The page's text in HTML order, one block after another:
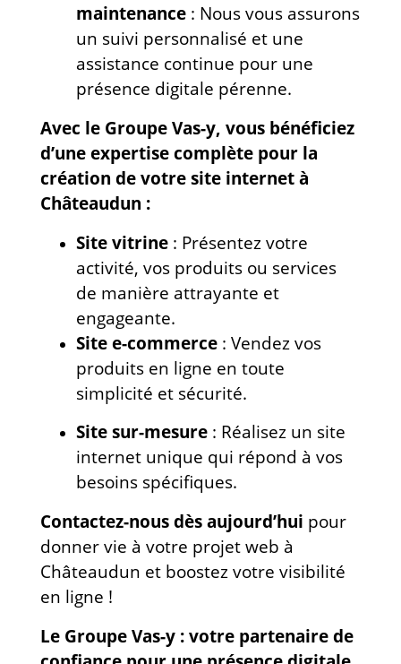
maintenance : Nous vous assurons
un suivi personnalisé et une
assistance continue pour une
présence digitale pérenne.
Avec le Groupe Vas-y, vous bénéficiez
d’une expertise complète pour la
création de votre site internet à
Châteaudun :
Site vitrine : Présentez votre
activité, vos produits ou services
de manière attrayante et
engageante.
Site e-commerce : Vendez vos
produits en ligne en toute
simplicité et sécurité.
Site sur-mesure : Réalisez un site
internet unique qui répond à vos
besoins spécifiques.
Contactez-nous dès aujourd’hui pour
donner vie à votre projet web à
Châteaudun et boostez votre visibilité
en ligne !
Le Groupe Vas-y : votre partenaire de